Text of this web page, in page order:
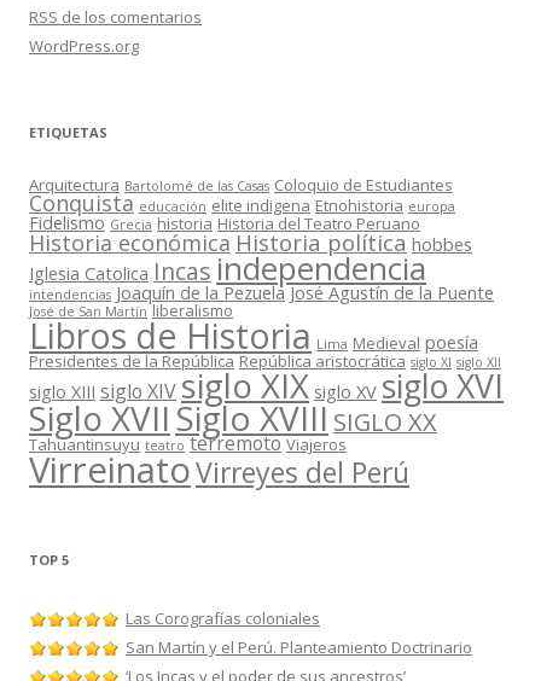
RSS de los comentarios
WordPress.org
ETIQUETAS
Arquitectura Bartolomé de las Casas Coloquio de Estudiantes
Conquista educación elite indigena Etnohistoria europa
Fidelismo Grecia historia Historia del Teatro Peruano
Historia económica Historia política hobbes
Iglesia Catolica Incasindependencia
intendencias Joaquín de la Pezuela José Agustín de la Puente
José de San Martín liberalismo
Libros de Historia Lima Medieval poesía
Presidentes de la República República aristocrática siglo XI siglo XII
siglo XIII siglo XIV siglo XIX siglo XV siglo XVI
Siglo XVIISiglo XVIIISIGLO XX
Tahuantinsuyu teatro terremoto Viajeros
VirreinatoVirreyes del Perú
TOP 5
Las Corografías coloniales
San Martín y el Perú. Planteamiento Doctrinario
‘Los Incas y el poder de sus ancestros’